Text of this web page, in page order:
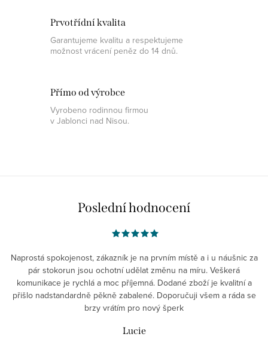
Prvotřídní kvalita
Garantujeme kvalitu a respektujeme
možnost vrácení peněz do 14 dnů.
Přímo od výrobce
Vyrobeno rodinnou firmou
v Jablonci nad Nisou.
Poslední hodnocení
Naprostá spokojenost, zákazník je na prvním místě a i u náušnic za
pár stokorun jsou ochotní udělat změnu na míru. Veškerá
komunikace je rychlá a moc příjemná. Dodané zboží je kvalitní a
přišlo nadstandardně pěkně zabalené. Doporučuji všem a ráda se
brzy vrátím pro nový šperk
Lucie